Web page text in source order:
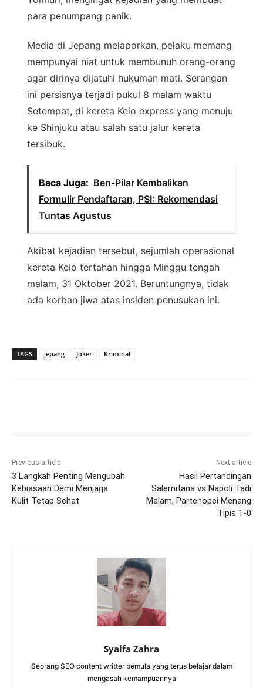
para penumpang panik.
Media di Jepang melaporkan, pelaku memang
mempunyai niat untuk membunuh orang-orang
agar dirinya dijatuhi hukuman mati. Serangan
ini persisnya terjadi pukul 8 malam waktu
Setempat, di kereta Keio express yang menuju
ke Shinjuku atau salah satu jalur kereta
tersibuk.
Baca Juga: Ben-Pilar Kembalikan
Formulir Pendaftaran, PSI: Rekomendasi
Tuntas Agustus
Akibat kejadian tersebut, sejumlah operasional
kereta Keio tertahan hingga Minggu tengah
malam, 31 Oktober 2021. Beruntungnya, tidak
ada korban jiwa atas insiden penusukan ini.
TAGS jepang Joker Kriminal
Previous article
3 Langkah Penting Mengubah
Kebiasaan Demi Menjaga
Kulit Tetap Sehat
Next article
Hasil Pertandingan
Salernitana vs Napoli Tadi
Malam, Partenopei Menang
Tipis 1-0
Syalfa Zahra
Seorang SEO content writter pemula yang terus belajar dalam
mengasah kemampuannya